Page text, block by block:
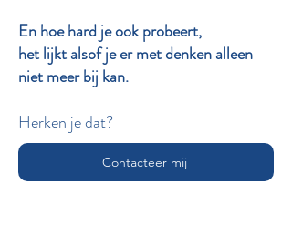
En hoe hard je ook probeert,
het lijkt alsof je er met denken alleen
niet meer bij kan.
Herken je dat?
Contacteer mij